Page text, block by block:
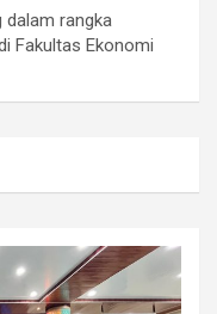
dalam rangka
Fakultas Ekonomi